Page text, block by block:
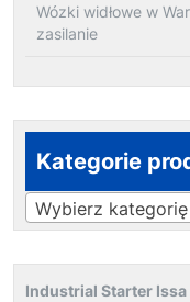
Wózki widłowe w
zasilanie
Kategorie
Wybierz kategorię
Industrial Starter